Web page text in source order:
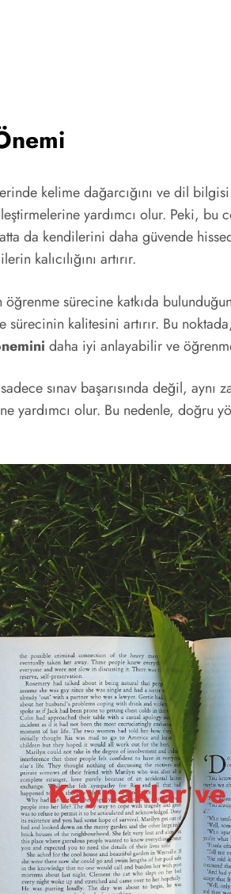
kelime dağarcığını ve dil
yardımcı olur. Peki,
da kendilerini daha güvende
kalıcılığını artırır.
sürecine katkıda
sürecinin kalitesini artırır. Bu
daha iyi anlayabilir ve
sınav başarısında değil,
yardımcı olur. Bu nedenle, doğru